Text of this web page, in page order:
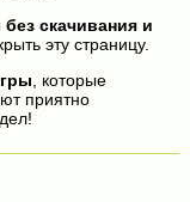
без скачивания и
эту страницу.
, которые
приятно